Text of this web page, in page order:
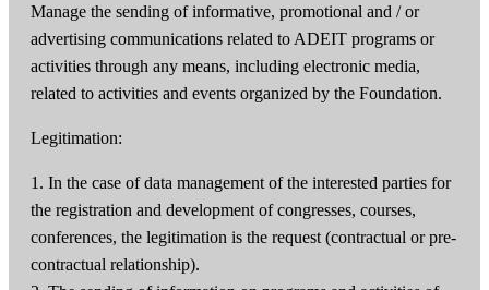
Manage the sending of informative, promotional and / or
advertising communications related to ADEIT programs or
activities through any means, including electronic media,
related to activities and events organized by the Foundation.
Legitimation:
1. In the case of data management of the interested parties for
the registration and development of congresses, courses,
conferences, the legitimation is the request (contractual or pre-
contractual relationship).